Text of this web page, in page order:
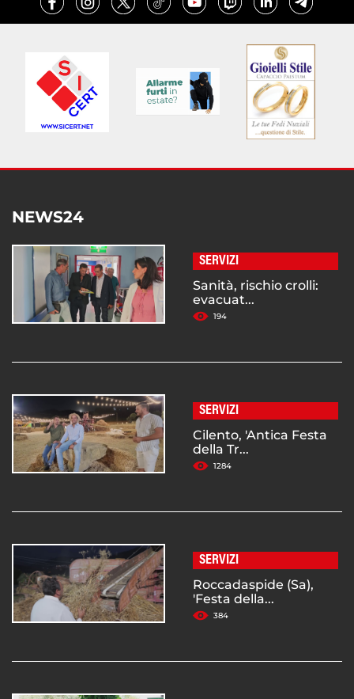
NEWS24
SERVIZI
Sanità, rischio crolli:
evacuat...
194
SERVIZI
Cilento, 'Antica Festa
della Tr...
1284
SERVIZI
Roccadaspide (Sa),
'Festa della...
384